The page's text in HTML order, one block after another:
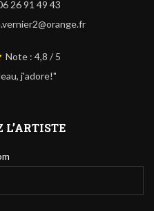
26 91 49 43
Note : 4,8 / 5
j'adore!"
L’ARTISTE